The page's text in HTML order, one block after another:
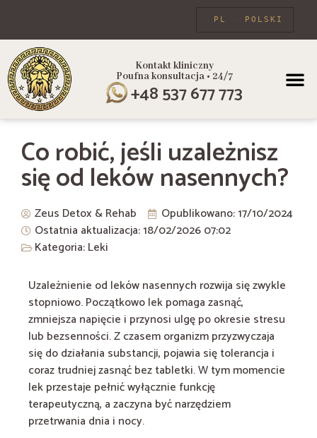
POLSKI
PL
Kontakt kliniczny
Poufna konsultacja • 24/7
+48 537 677 773
Co robić, jeśli uzależnisz
się od leków nasennych?
Zeus Detox & Rehab Opublikowano:17/10/2024
Ostatnia aktualizacja: 18/02/202607:02
Kategoria:Leki
Uzależnienie od leków nasennych rozwija się zwykle
stopniowo. Początkowo lek pomaga zasnąć,
zmniejsza napięcie i przynosi ulgę po okresie stresu
lub bezsenności. Z czasem organizm przyzwyczaja
się do działania substancji, pojawia się tolerancja i
coraz trudniej zasnąć bez tabletki. W tym momencie
lek przestaje pełnić wyłącznie funkcję
terapeutyczną, a zaczyna być narzędziem
przetrwania dnia i nocy.